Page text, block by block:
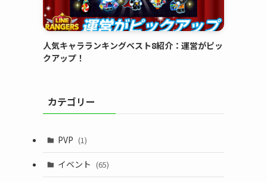
人気キャラランキングベスト8紹介：運営がピッ
クアップ！
カテゴリー
PVP (1)
イベント (65)